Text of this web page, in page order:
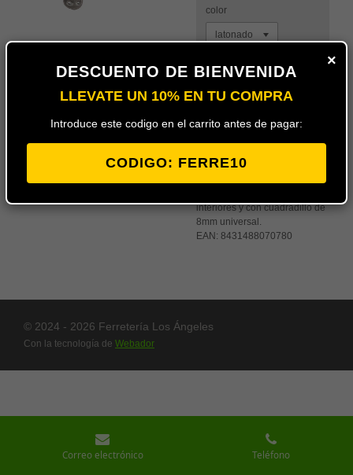
color
Añadir
carrito
Juego de manivelas con placa
ancha en color satinado niquel
interiores y con cuadradillo de
8mm universal.
EAN: 8431488070780
© 2024 - 2026 Ferretería Los Ángeles
Con la tecnología de Webador
Correo electrónico Teléfono
×
DESCUENTO DE BIENVENIDA
LLEVATE UN 10% EN TU COMPRA
Introduce este codigo en el carrito antes de pagar:
CODIGO: FERRE10